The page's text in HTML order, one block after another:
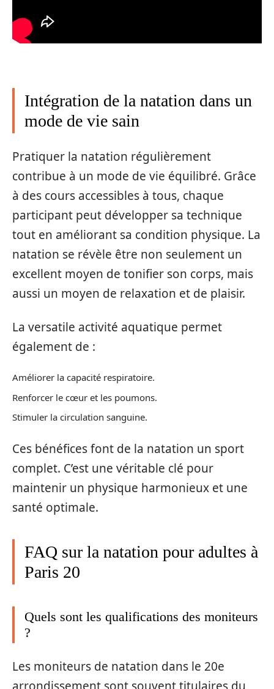
Intégration de la natation dans un
mode de vie sain
Pratiquer la natation régulièrement
contribue à un mode de vie équilibré. Grâce
à des cours accessibles à tous, chaque
participant peut développer sa technique
tout en améliorant sa condition physique. La
natation se révèle être non seulement un
excellent moyen de tonifier son corps, mais
aussi un moyen de relaxation et de plaisir.
La versatile activité aquatique permet
également de :
Améliorer la capacité respiratoire.
Renforcer le cœur et les poumons.
Stimuler la circulation sanguine.
Ces bénéfices font de la natation un sport
complet. C’est une véritable clé pour
maintenir un physique harmonieux et une
santé optimale.
FAQ sur la natation pour adultes à
Paris 20
Quels sont les qualifications des moniteurs
?
Les moniteurs de natation dans le 20e